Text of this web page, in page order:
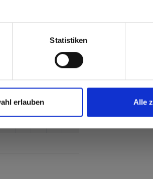
Statistiken
erlauben Alle
Website Europe / Rest of the World
F-Qualität
18 20
- gemäß aktueller Lieferzeit sr.Verfügbar
- gemäß aktueller Lieferzeit
Lieferzeit - gemäß aktueller Lieferzeit
nach Lieferzeit - gemäß aktueller Lieferzeit
nach Lieferzeit - gemäß aktueller
nach Lieferzeit - gemäß aktueller
nach Lieferzeit - gemäß
nach Lieferzeit - gemäß